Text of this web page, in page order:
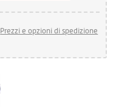
Prezzi e opzioni di spedizione